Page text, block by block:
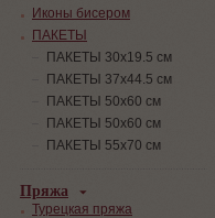
Иконы бисером
ПАКЕТЫ
ПАКЕТЫ 30х19.5 см
ПАКЕТЫ 37х44.5 см
ПАКЕТЫ 50х60 см
ПАКЕТЫ 50х60 см
ПАКЕТЫ 55х70 см
Пряжа
Турецкая пряжа